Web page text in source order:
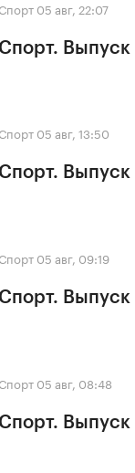
Спорт 05 авг, 22:07
Спорт.
Спорт 05 авг, 13:50
Спорт.
Спорт 05 авг, 09:19
Спорт.
Спорт 05 авг, 08:48
Спорт.